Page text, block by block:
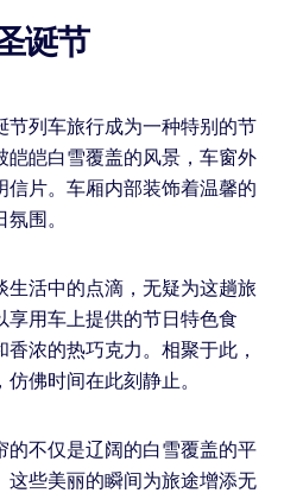
诞节
节列车旅行成为一种特别的节
皑皑白雪覆盖的风景，车窗外
信片。车厢内部装饰着温馨的
围。
生活中的点滴，无疑为这趟旅
享用车上提供的节日特色食
浓的热巧克力。相聚于此，
佛时间在此刻静止。
的不仅是辽阔的白雪覆盖的平
这些美丽的瞬间为旅途增添无